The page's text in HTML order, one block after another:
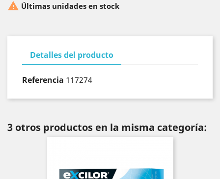
 Últimas unidades en stock
Detalles del producto
Referencia 117274
3 otros productos en la misma categoría: